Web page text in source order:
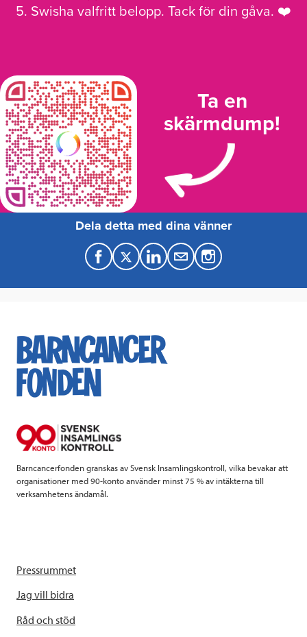
5. Swisha valfritt belopp. Tack för din gåva. ❤️
Ta en
skärmdump!
Dela detta med dina vänner
F
a
e
b
k
T
w
t
t
L
i
k
e
M
a
Barncancerfonden granskas av Svensk Insamlingskontroll, vilka bevakar att
organisationer med 90-konto använder minst 75 % av intäkterna till
verksamhetens ändamål.
Pressrummet
Jag vill bidra
Råd och stöd